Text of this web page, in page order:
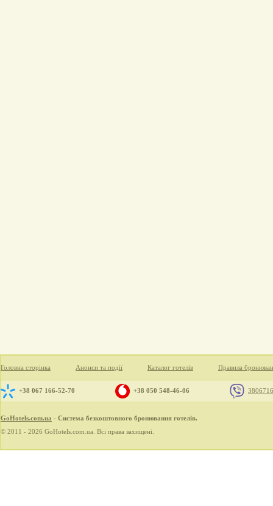
Головна сторінка Анонси та події Каталог готелів Правила
+38 067 166-52-70 +38 050 548-46-06
GoHotels.com.ua - Система безкоштовного бронювання готелів.
© 2011 - 2026 GoHotels.com.ua. Всі права захищені.